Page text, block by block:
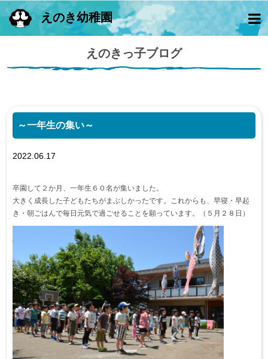
えのき幼稚園
えのきっ子ブログ
～一年生の集い～
2022.06.17
卒園して２か月、一年生６０名が集いました。
大きく成長した子どもたちがまぶしかったです。これからも、早寝・早起
き・朝ごはんで毎日元気で過ごせることを願っています。（５月２８日）